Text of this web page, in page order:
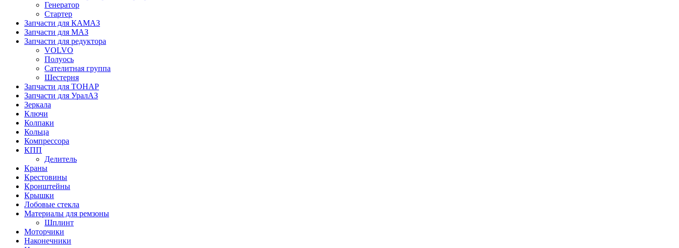
Генератор
Стартер
Запчасти для КАМАЗ
Запчасти для МАЗ
Запчасти для редуктора
VOLVO
Полуось
Сателитная группа
Шестерня
Запчасти для ТОНАР
Запчасти для УралАЗ
Зеркала
Ключи
Колпаки
Кольца
Компрессора
КПП
Делитель
Краны
Крестовины
Кронштейны
Крышки
Лобовые стекла
Материалы для ремзоны
Шплинт
Моторчики
Наконечники